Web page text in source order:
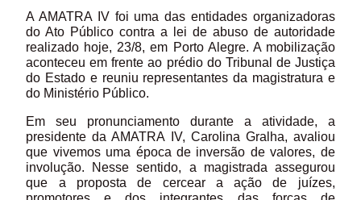
A AMATRA IV foi uma das entidades organizadoras
do Ato Público contra a lei de abuso de autoridade
realizado hoje, 23/8, em Porto Alegre. A mobilização
aconteceu em frente ao prédio do Tribunal de Justiça
do Estado e reuniu representantes da magistratura e
do Ministério Público.
Em seu pronunciamento durante a atividade, a
presidente da AMATRA IV, Carolina Gralha, avaliou
que vivemos uma época de inversão de valores, de
involução. Nesse sentido, a magistrada assegurou
que a proposta de cercear a ação de juízes,